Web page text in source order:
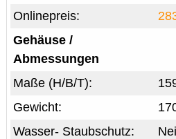
Onlinepreis:
Gehäuse /
Abmessungen
Maße (H/B/T):
Gewicht:
Wasser- Staubschutz: